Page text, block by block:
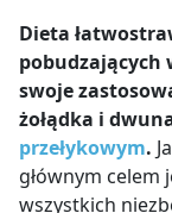
Dieta
pobudzających
swoje
żołądka i
przełykowym.
głównym
wszystkich